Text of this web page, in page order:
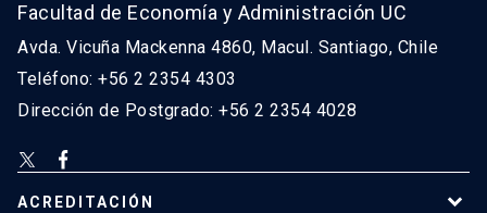
Facultad de Economía y Administración UC
Avda. Vicuña Mackenna 4860, Macul. Santiago, Chile
Teléfono: +56 2 2354 4303
Dirección de Postgrado: +56 2 2354 4028
ACREDITACIÓN